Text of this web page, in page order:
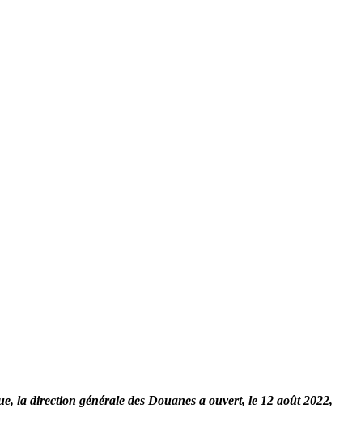
la direction générale des Douanes a ouvert, le 12 août 2022,